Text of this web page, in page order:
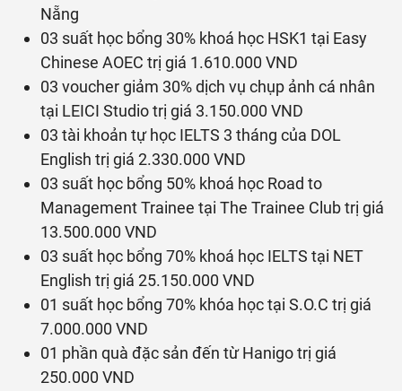
Nẵng
03 suất học bổng 30% khoá học HSK1 tại Easy
Chinese AOEC trị giá 1.610.000 VND
03 voucher giảm 30% dịch vụ chụp ảnh cá nhân
tại LEICI Studio trị giá 3.150.000 VND
03 tài khoản tự học IELTS 3 tháng của DOL
English trị giá 2.330.000 VND
03 suất học bổng 50% khoá học Road to
Management Trainee tại The Trainee Club trị giá
13.500.000 VND
03 suất học bổng 70% khoá học IELTS tại NET
English trị giá 25.150.000 VND
01 suất học bổng 70% khóa học tại S.O.C trị giá
7.000.000 VND
01 phần quà đặc sản đến từ Hanigo trị giá
250.000 VND